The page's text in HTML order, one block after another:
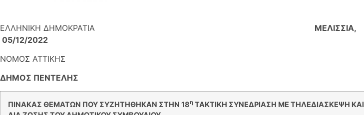
ΕΛΛΗΝΙΚΗ ΔΗΜΟΚΡΑΤΙΑ ΜΕΛΙΣΣΙΑ,
05/12/2022
ΝΟΜOΣ ΑΤΤΙΚΗΣ
ΔΗΜΟΣ ΠΕΝΤΕΛΗΣ
ΠΙΝΑΚΑΣ ΘΕΜΑΤΩΝ ΠΟΥ ΣΥΖΗΤΗΘΗΚΑΝ ΣΤΗΝ 18η ΤΑΚΤΙΚΗ ΣΥΝΕΔΡΙΑΣΗ ΜΕ ΤΗΛΕΔΙΑΣΚΕΨΗ ΚΑΙ